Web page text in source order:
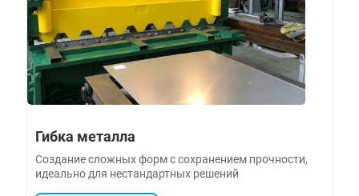
Гибка металла
Создание сложных форм с сохранением прочности,
идеально для нестандартных решений